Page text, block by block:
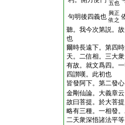
五也
句明後四義也 興正
依之
聽。我今次第説。
也
爾時長遠下。第四
天。二信相。三大
有故。就文爲四。
四讃嘆。此初也
皆發阿下。第二發
金剛仙論。大義章
故曰菩提。於大菩
略有三種。一相發
二天衆深悟諸法平